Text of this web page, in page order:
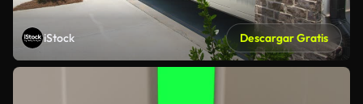
iStock Descargar Gratis